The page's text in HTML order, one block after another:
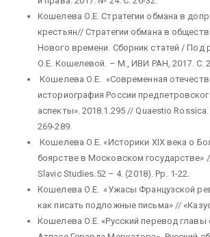
Кошелева О.Е. Стратегии обмана в
крестьян// Стратегии обмана в
Нового времени. Сборник статей / Под
О.Е. Кошелевой. – М., ИВИ РАН, 2017. С.
Кошелева О.Е. «Современная
историография России
аспекты». 2018.1.295 // Quaestio
269-289.
Кошелева О.Е. «Историки XIX века о
боярстве в Московском государстве»
Slavic Studies.52 – 4. (2018). Pp. 1-22.
Кошелева О.Е. «Ужасы Французской
как писать подложные письма» //
Кошелева О.Е. «Русский перевод